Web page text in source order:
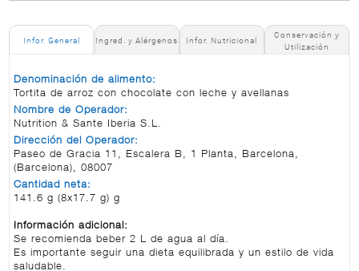
Infor. General Ingred. y Alérgenos Infor. Nutricional
Conservación y
Utilización
Denominación de alimento:
Tortita de arroz con chocolate con leche y avellanas
Nombre de Operador:
Nutrition & Sante Iberia S.L.
Dirección del Operador:
Paseo de Gracia 11, Escalera B, 1 Planta, Barcelona,
(Barcelona), 08007
Cantidad neta:
141.6 g (8x17.7 g) g
Información adicional:
Se recomienda beber 2 L de agua al día.
Es importante seguir una dieta equilibrada y un estilo de vida
saludable.